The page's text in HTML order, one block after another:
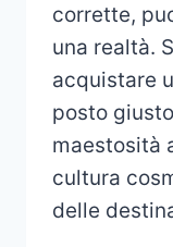
corrette,
una realtà.
acquistare
posto
maestosità
cultura
delle